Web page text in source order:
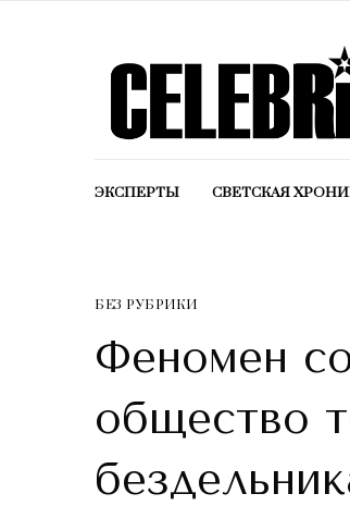
ЭКСПЕРТЫ СВЕТСКАЯ
БЕЗ РУБРИКИ
Феномен
общество